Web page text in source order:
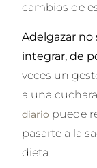
cambios de
Adelgazar no
integrar, de
veces un
a una
diario puede
pasarte a la
dieta.